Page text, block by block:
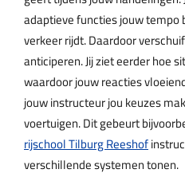
adaptieve functies jouw tempo
verkeer rijdt. Daardoor
anticiperen. Jij ziet eerder hoe
waardoor jouw reacties
jouw instructeur jou keuzes
voertuigen. Dit gebeurt
rijschool Tilburg Reeshof
verschillende systemen tonen.